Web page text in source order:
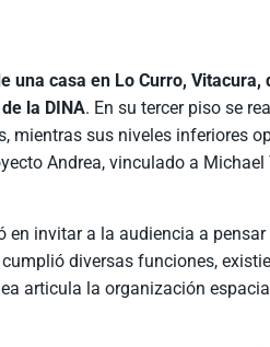
una casa en Lo Curro,
la DINA. En su tercer piso se
mientras sus niveles inferiores
Andrea, vinculado a Michael
en invitar a la audiencia a
diversas funciones,
articula la organización